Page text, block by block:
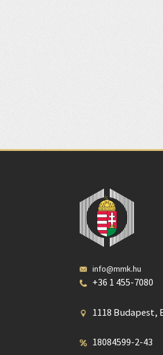
info@mmk.hu
+36 1 455-7080
1118 Budapest,
18084599-2-43